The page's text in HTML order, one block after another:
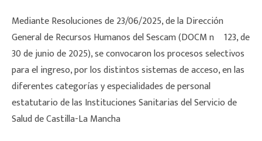
Mediante Resoluciones de 23/06/2025, de la Dirección
General de Recursos Humanos del Sescam (DOCM nº 123, de
30 de junio de 2025), se convocaron los procesos selectivos
para el ingreso, por los distintos sistemas de acceso, en las
diferentes categorías y especialidades de personal
estatutario de las Instituciones Sanitarias del Servicio de
Salud de Castilla-La Mancha